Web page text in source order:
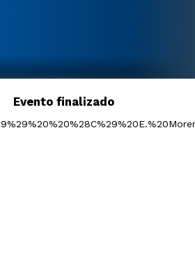
Evento finalizado